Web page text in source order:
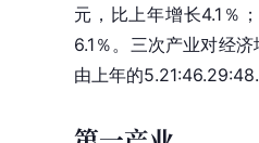
元，比上年增长4.1％
6.1％。三次产业对经
由上年的